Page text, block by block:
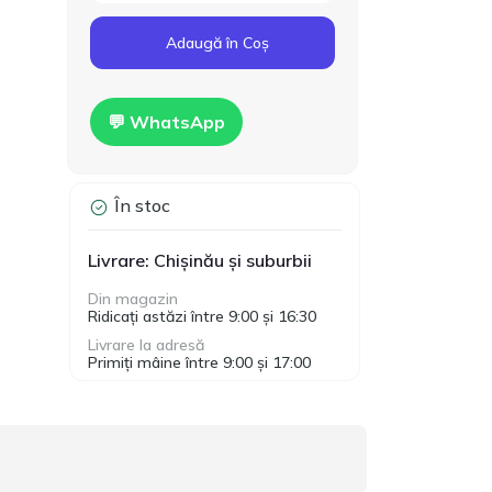
Cod produs:
Gips-carton Knauf
1200x2500x12.5mm
160.00
MDL
Adaugă în Coș
💬 WhatsApp
În stoc
Livrare: Chișinău și suburbii
Din magazin
Ridicați astăzi între 9:00 și 16:30
Livrare la adresă
Primiți mâine între 9:00 și 17:00